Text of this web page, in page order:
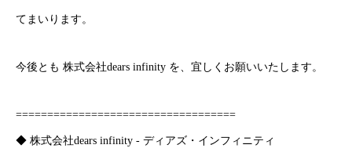
てまいります。
今後とも 株式会社dears infinity を、宜しくお願いいたします。
===================================
◆ 株式会社dears infinity - ディアズ・インフィニティ